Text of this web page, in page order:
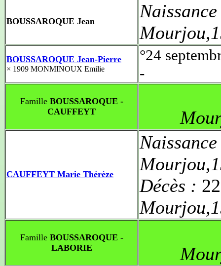
BOUSSAROQUE Jean
BOUSSAROQUE Jean-Pierre
× 1909 MONMINOUX Emilie
°24
-
FamilleBOUSSAROQUE -
CAUFFEYT
CAUFFEYT Marie Thérèze
Décès :
FamilleBOUSSAROQUE -
LABORIE